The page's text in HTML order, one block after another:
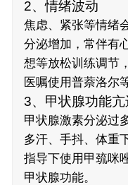
2、情绪波动
焦虑、紧张等情绪
分泌增加，常伴有
想等放松训练调节
医嘱使用普萘洛尔
3、甲状腺功能亢
甲状腺激素分泌过
多汗、手抖、体重
指导下使用甲巯咪
甲状腺功能。